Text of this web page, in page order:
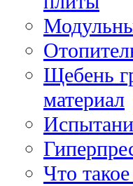
Щебень
материал
Что